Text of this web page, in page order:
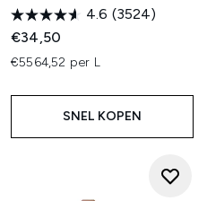
4.6 (3524)
€34,50
€5564,52 per L
SNEL KOPEN